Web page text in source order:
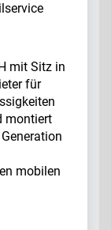
mit Sitz in
für
montiert
mobilen